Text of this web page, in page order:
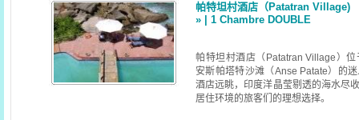
帕特坦村酒店（Patatran Village)
» | 1 Chambre DOUBLE
帕特坦村酒店（Patatran Village）
安斯帕塔特沙滩（Anse Patate）的
酒店远眺，印度洋晶莹剔透的海水尽
居住环境的旅客们的理想选择。